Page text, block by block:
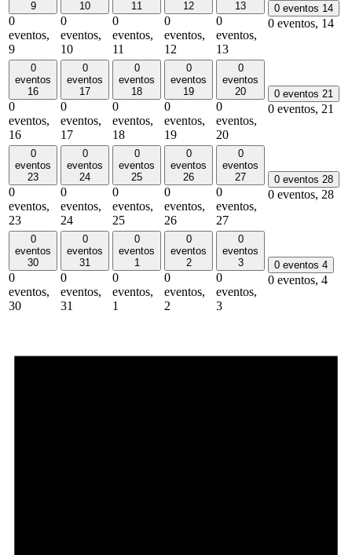
9
0
eventos,
9
10
0
eventos,
10
11
0
eventos,
11
12
0
eventos,
12
13
0
eventos,
13
0 eventos 14
0 eventos, 14
0
eventos
16
0
eventos,
16
0
eventos
17
0
eventos,
17
0
eventos
18
0
eventos,
18
0
eventos
19
0
eventos,
19
0
eventos
20
0
eventos,
20
0 eventos 21
0 eventos, 21
0
eventos
23
0
eventos,
23
0
eventos
24
0
eventos,
24
0
eventos
25
0
eventos,
25
0
eventos
26
0
eventos,
26
0
eventos
27
0
eventos,
27
0 eventos 28
0 eventos, 28
0
eventos
30
0
eventos,
30
0
eventos
31
0
eventos,
31
0
eventos
1
0
eventos,
1
0
eventos
2
0
eventos,
2
0
eventos
3
0
eventos,
3
0 eventos 4
0 eventos, 4